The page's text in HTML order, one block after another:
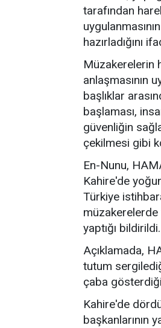
tarafından
hazırladığını
Müzakerelerin
anlaşmasının
başlıklar
başlaması,
güvenliğin
çekilmesi gibi
En-Nunu,
Kahire'de
Türkiye
yaptığı bildirildi.
Açıklamada,
tutum
çaba
Kahire'de
başkanlarının